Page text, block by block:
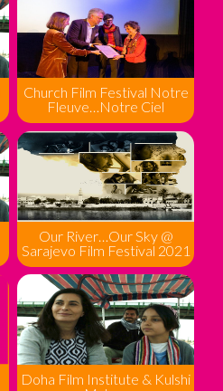
Church Film Festival Notre
Fleuve…Notre Ciel
Our River…Our Sky @
Sarajevo Film Festival 2021
Doha Film Institute & Kulshi